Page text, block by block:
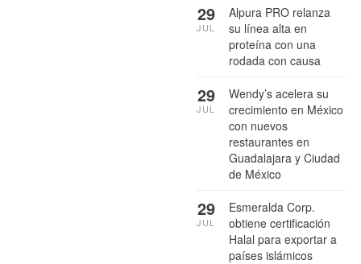
Alpura PRO relanza
su línea alta en
proteína con una
rodada con causa
29
JUL
Wendy’s acelera su
crecimiento en México
con nuevos
restaurantes en
Guadalajara y Ciudad
de México
29
JUL
Esmeralda Corp.
obtiene certificación
Halal para exportar a
países islámicos
29
JUL